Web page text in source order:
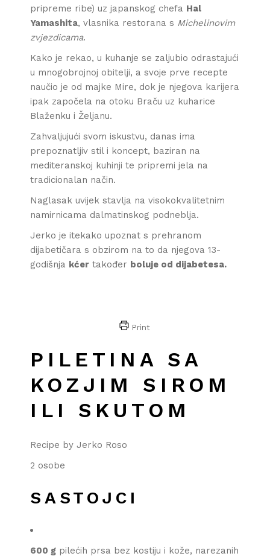
pripreme ribe) uz japanskog chefa Hal
Yamashita, vlasnika restorana s Michelinovim
zvjezdicama.
Kako je rekao, u kuhanje se zaljubio odrastajući
u mnogobrojnoj obitelji, a svoje prve recepte
naučio je od majke Mire, dok je njegova karijera
ipak započela na otoku Braču uz kuharice
Blaženku i Željanu.
Zahvaljujući svom iskustvu, danas ima
prepoznatljiv stil i koncept, baziran na
mediteranskoj kuhinji te pripremi jela na
tradicionalan način.
Naglasak uvijek stavlja na visokokvalitetnim
namirnicama dalmatinskog podneblja.
Jerko je itekako upoznat s prehranom
dijabetičara s obzirom na to da njegova 13-
godišnja kćer također boluje od dijabetesa.
Print
PILETINA SA
KOZJIM SIROM
ILI SKUTOM
Recipe by Jerko Roso
2 osobe
SASTOJCI
600 g pilećih prsa bez kostiju i kože, narezanih